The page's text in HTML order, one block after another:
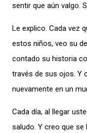
sentir que aún valgo.
Le explico. Cada vez
estos niños, veo su
contado su historia
través de sus ojos. Y
nuevamente en un
Cada día, al llegar
saludo. Y creo que se